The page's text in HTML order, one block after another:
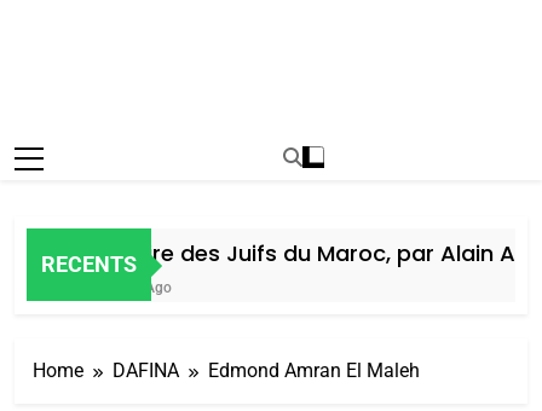
RECENTS
Histoire des Juifs du Maroc, par Alain Amiel
6 Jours Ago
Home DAFINA Edmond Amran El Maleh